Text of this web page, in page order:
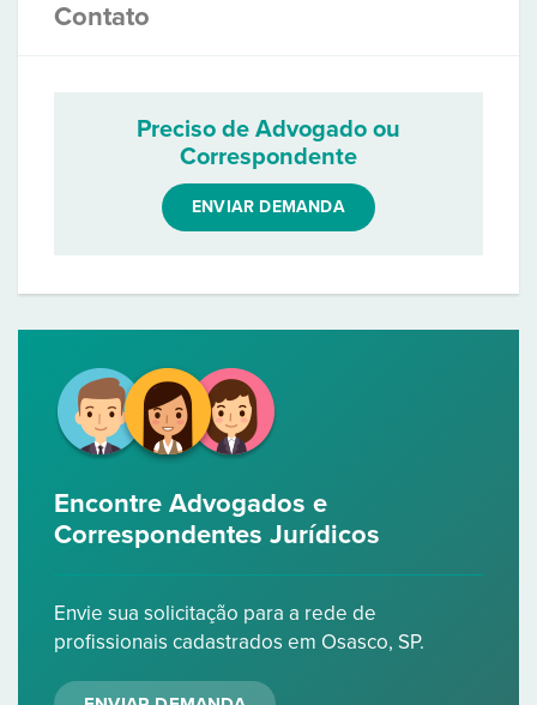
Contato
Preciso de Advogado ou
Correspondente
ENVIAR DEMANDA
Encontre Advogados e
Correspondentes Jurídicos
Envie sua solicitação para a rede de
profissionais cadastrados em Osasco, SP.